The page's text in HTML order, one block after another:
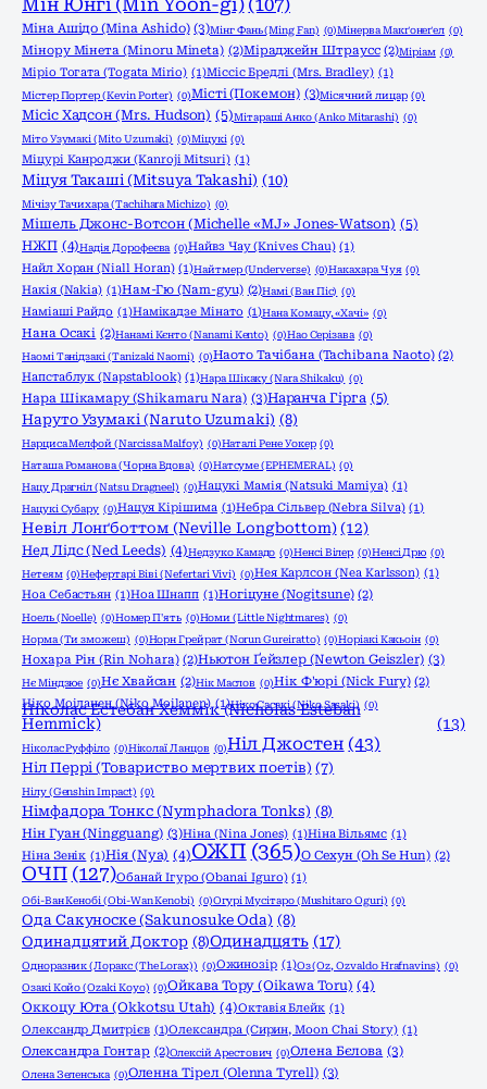
Міна Ашідо (Mina Ashido) (3)Мінг Фань (Ming Fan) (0)Мінерва Макґонеґел (0)
Мінору Мінета (Minoru Mineta) (2)Міраджейн Штраусс (2)Міріам (0)
Міріо Тогата (Togata Mirio) (1)Міссіс Бредлі (Mrs. Bradley) (1)
Містер Портер (Kevin Porter) (0)Місті (Покемон) (3)Місячний лицар (0)
Місіс Хадсон (Mrs. Hudson) (5)Мітараші Анко (Anko Mitarashi) (0)
Міто Узумакі (Mito Uzumaki) (0)Міцукі (0)
Міцурі Канроджи (Kanroji Mitsuri) (1)
Міцуя Такаші (Mitsuya Takashi) (10)
Мічізу Тачихара (Tachihara Michizo) (0)
Мішель Джонс-Вотсон (Michelle «MJ» Jones-Watson) (5)
НЖП (4)Надія Дорофеєва (0)Найвз Чау (Knives Chau) (1)
Найл Хоран (Niall Horan) (1)Найтмер (Underverse) (0)Накахара Чуя (0)
Накія (Nakia) (1)Нам-Гю (Nam-gyu) (2)Намі (Ван Піс) (0)
Наміаші Райдо (1)Намікадзе Мінато (1)Нана Комацу, «Хачі» (0)
Нана Осакі (2)Нанамі Кєнто (Nanami Kento) (0)Нао Серізава (0)
Наомі Танідзакі (Tanizaki Naomi) (0)Наото Тачібана (Tachibana Naoto) (2)
Напстаблук (Napstablook) (1)Нара Шікаку (Nara Shikaku) (0)
Нара Шікамару (Shikamaru Nara) (3)Наранча Гірга (5)
Наруто Узумакі (Naruto Uzumaki) (8)
Нарциса Мелфой (Narcissa Malfoy) (0)Наталі Рене Уокер (0)
Наташа Романова (Чорна Вдова) (0)Натсуме (EPHEMERAL) (0)
Нацу Драгніл (Natsu Dragneel) (0)Нацукі Мамія (Natsuki Mamiya) (1)
Нацукі Субару (0)Нацуя Кірішима (1)Небра Сільвер (Nebra Silva) (1)
Невіл Лонґботтом (Neville Longbottom) (12)
Нед Лідс (Ned Leeds) (4)Недзуко Камадо (0)Ненсі Вілер (0)Ненсі Дрю (0)
Нетеям (0)Нефертарі Віві (Nefertari Vivi) (0)Нея Карлсон (Nea Karlsson) (1)
Ноа Себастьян (1)Ноа Шнапп (1)Ногіцуне (Nogitsune) (2)
Ноель (Noelle) (0)Номер П'ять (0)Номи (Little Nightmares) (0)
Норма (Ти зможеш) (0)Норн Грейрат (Norun Gureiratto) (0)Норіакі Какьоін (0)
Нохара Рін (Rin Nohara) (2)Ньютон Ґейзлер (Newton Geiszler) (3)
Нє Міндзюе (0)Нє Хвайсан (2)Нік Маслов (0)Нік Ф'юрі (Nick Fury) (2)
Ніко Моіланен (Niko Moilanen) (1)Ніко Сасакі (Niko Sasaki) (0)
Ніколас Естебан Хеммік (Nicholas Esteban
Hemmick)
(13)
Ніколас Руффіло (0)Ніколаї Ланцов (0)Ніл Джостен (43)
Ніл Перрі (Товариство мертвих поетів) (7)
Нілу (Genshin Impact) (0)
Німфадора Тонкс (Nymphadora Tonks) (8)
Нін Гуан (Ningguang) (3)Ніна (Nina Jones) (1)Ніна Вільямс (1)
Ніна Зенік (1)Нія (Nya) (4)ОЖП (365)О Сехун (Oh Se Hun) (2)
ОЧП (127)Обанай Ігуро (Obanai Iguro) (1)
Обі-Ван Кенобі (Obi-Wan Kenobi) (0)Огурі Мусітаро (Mushitaro Oguri) (0)
Ода Сакуноске (Sakunosuke Oda) (8)
Одинадцятий Доктор (8)Одинадцять (17)
Одноразник (Лоракс (The Lorax)) (0)Ожинозір (1)Оз (Oz, Ozvaldo Hrafnavins) (0)
Озакі Койо (Ozaki Koyo) (0)Ойкава Тору (Oikawa Toru) (4)
Оккоцу Юта (Okkotsu Utah) (4)Октавія Блейк (1)
Олександр Дмитрієв (1)Олександра (Сирин, Moon Chai Story) (1)
Олександра Гонтар (2)Олексій Арестович (0)Олена Бєлова (3)
Олена Зеленська (0)Оленна Тірел (Olenna Tyrell) (3)